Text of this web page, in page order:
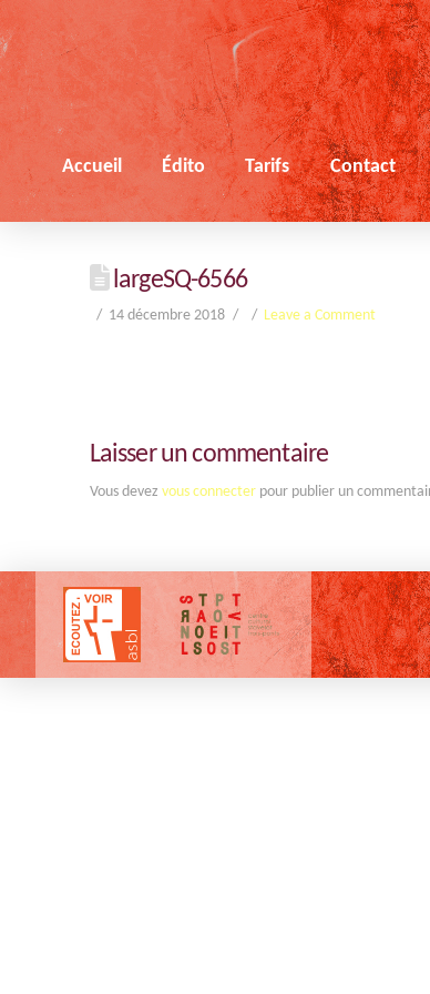
Accueil Édito Tarifs Contact
largeSQ-6566
14 décembre 2018 Leave a Comment
Laisser un commentaire
Vous devez vous connecterpour publier un